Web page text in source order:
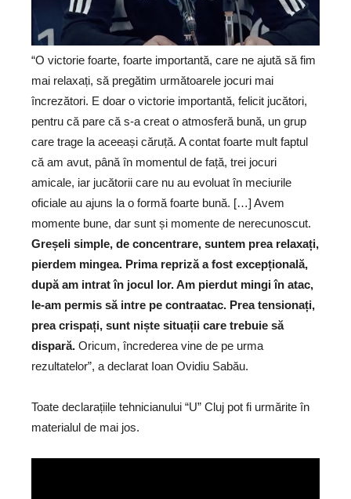
“O victorie foarte, foarte importantă, care ne ajută să fim
mai relaxați, să pregătim următoarele jocuri mai
încrezători. E doar o victorie importantă, felicit jucători,
pentru că pare că s-a creat o atmosferă bună, un grup
care trage la aceeași căruță. A contat foarte mult faptul
că am avut, până în momentul de față, trei jocuri
amicale, iar jucătorii care nu au evoluat în meciurile
oficiale au ajuns la o formă foarte bună. […] Avem
momente bune, dar sunt și momente de nerecunoscut.
Greșeli simple, de concentrare, suntem prea relaxați,
pierdem mingea. Prima repriză a fost excepțională,
după am intrat în jocul lor. Am pierdut mingi în atac,
le-am permis să intre pe contraatac. Prea tensionați,
prea crispați, sunt niște situații care trebuie să
dispară. Oricum, încrederea vine de pe urma
rezultatelor”, a declarat Ioan Ovidiu Sabău.
Toate declarațiile tehnicianului “U” Cluj pot fi urmărite în
materialul de mai jos.